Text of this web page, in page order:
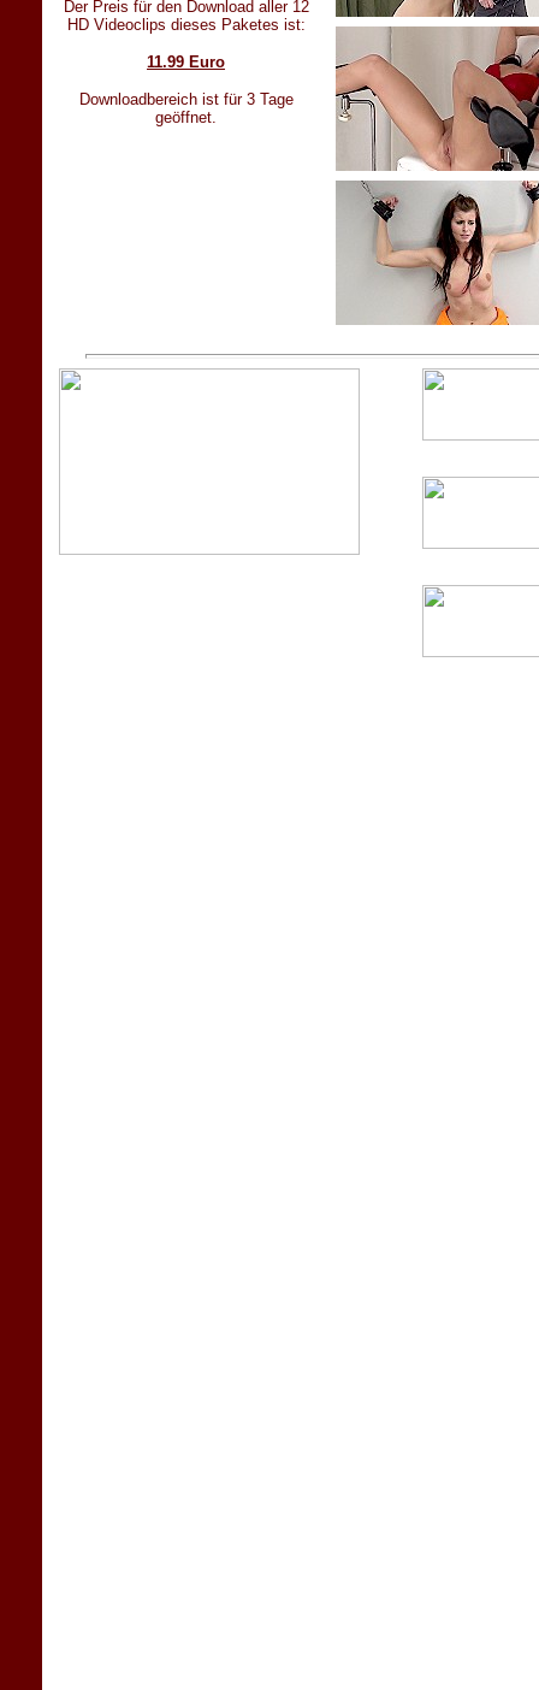
Der Preis für den Download aller 12
HD Videoclips dieses Paketes ist:
11.99 Euro
Downloadbereich ist für 3 Tage
geöffnet.